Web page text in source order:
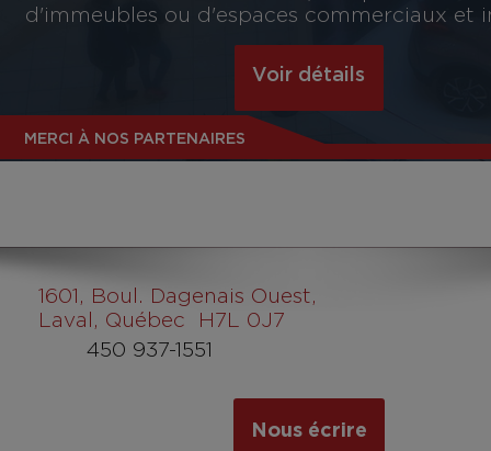
d'immeubles ou d'espaces commerciaux et
Voir détails
MERCI À NOS PARTENAIRES
1601 , Boul. Dagenais Ouest,
Laval, Québec H7L 0J7
450 937-1551
Nous écrire